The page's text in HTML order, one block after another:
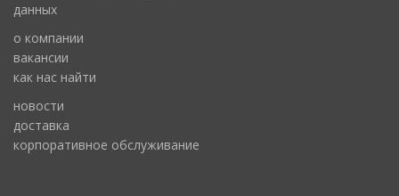
данных
о компании
вакансии
как нас найти
новости
доставка
корпоративное обслуживание